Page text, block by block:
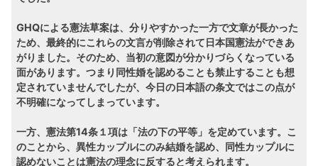
GHQによる憲法草案は、分りやすかった一方で文章が長かった
ため、最終的にこれらの文言が削除されて日本国憲法ができあ
がりました。そのため、当初の意図が分かりづらくなっている
面があります。つまり同性婚を認めることも禁止することも想
定されていませんでしたが、今日の日本語の条文ではこの点が
不明確になってしまっています。
一方、憲法第14条１項は「法の下の平等」を定めています。こ
のことから、異性カップルにのみ結婚を認め、同性カップルに
認めないことは憲法の理念に反すると考えられます。